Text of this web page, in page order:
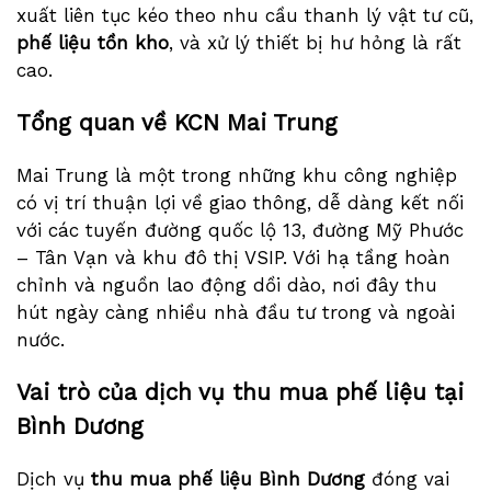
xuất liên tục kéo theo nhu cầu thanh lý vật tư cũ,
phế liệu tồn kho, và xử lý thiết bị hư hỏng là rất
cao.
Tổng quan về KCN Mai Trung
Mai Trung là một trong những khu công nghiệp
có vị trí thuận lợi về giao thông, dễ dàng kết nối
với các tuyến đường quốc lộ 13, đường Mỹ Phước
– Tân Vạn và khu đô thị VSIP. Với hạ tầng hoàn
chỉnh và nguồn lao động dồi dào, nơi đây thu
hút ngày càng nhiều nhà đầu tư trong và ngoài
nước.
Vai trò của dịch vụ thu mua phế liệu tại
Bình Dương
Dịch vụ thu mua phế liệu Bình Dương đóng vai